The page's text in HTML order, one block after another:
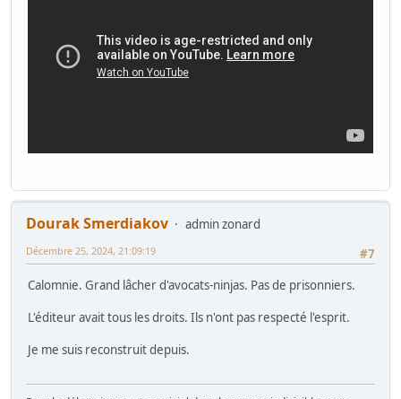
Dourak Smerdiakov
admin zonard
#7
Décembre 25, 2024, 21:09:19
Calomnie. Grand lâcher d'avocats-ninjas. Pas de prisonniers.
L'éditeur avait tous les droits. Ils n'ont pas respecté l'esprit.
Je me suis reconstruit depuis.